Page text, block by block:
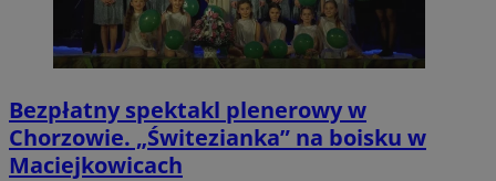
Bezpłatny spektakl plenerowy w
Chorzowie. „Świtezianka” na boisku w
Maciejkowicach